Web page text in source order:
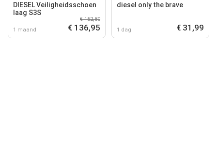
DIESEL Veiligheidsschoen
laag S3S
1 maand
€ 152,80
€ 136,95
diesel only the brave
1 dag € 31,99